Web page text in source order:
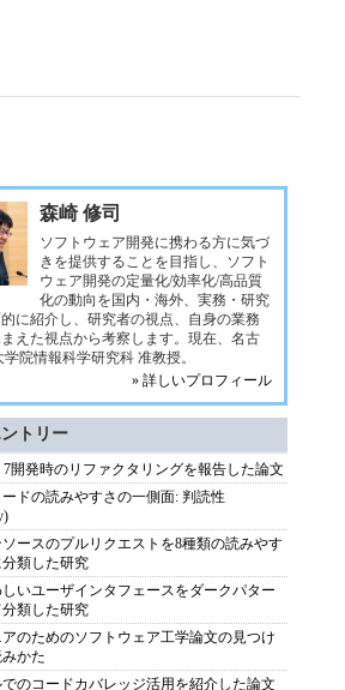
森崎 修司
ソフトウェア開発に携わる方に気づ
きを提供することを目指し、ソフト
ウェア開発の定量化/効率化/高品質
化の動向を国内・海外、実務・研究
に紹介し、研究者の視点、自身の業務
えた視点から考察します。現在、名古
学院情報科学研究科 准教授。
» 詳しいプロフィール
トリー
7開発時のリファクタリングを報告した論文
ドの読みやすさの一側面: 判読性
ースのプルリクエストを8種類の読みやす
類した研究
しいユーザインタフェースをダークパター
類した研究
のためのソフトウェア工学論文の見つけ
かた
のコードカバレッジ活用を紹介した論文